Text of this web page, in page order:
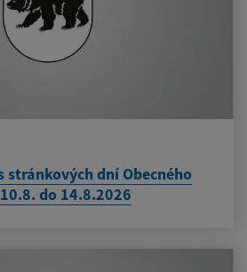
stránkových dní Obecného
do 14.8.2026